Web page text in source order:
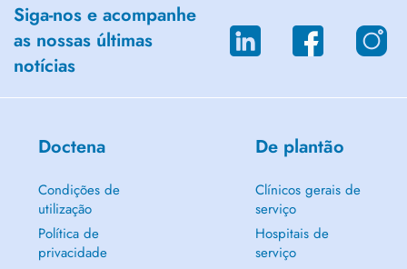
Siga-nos e acompanhe
as nossas últimas
notícias
Doctena
Condições de
utilização
Política de
privacidade
De plantão
Clínicos gerais de
serviço
Hospitais de
serviço